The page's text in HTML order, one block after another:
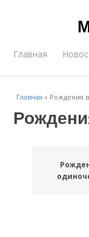
Главная
Главная » Рождения